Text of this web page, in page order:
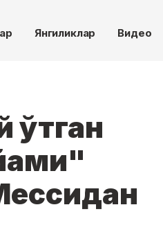
Янгиликлар Видео
ўтган